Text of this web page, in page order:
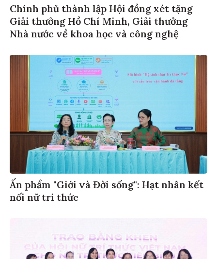
Chính phủ thành lập Hội đồng xét tặng
Giải thưởng Hồ Chí Minh, Giải thưởng
Nhà nước về khoa học và công nghệ
Ấn phẩm "Giới và Đời sống": Hạt nhân kết
nối nữ trí thức